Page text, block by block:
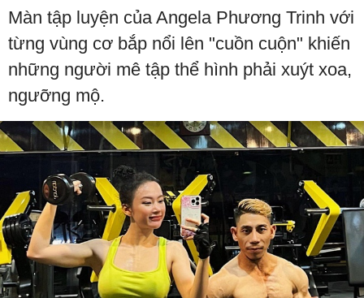
Màn tập luyện của Angela Phương Trinh với
từng vùng cơ bắp nổi lên "cuồn cuộn" khiến
những người mê tập thể hình phải xuýt xoa,
ngưỡng mộ.